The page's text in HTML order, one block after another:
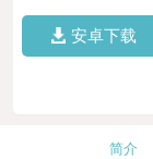
安卓下载
简介